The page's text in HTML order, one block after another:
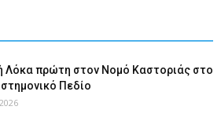
Λόκα πρώτη στον Νομό Καστοριάς στο
Πεδίο